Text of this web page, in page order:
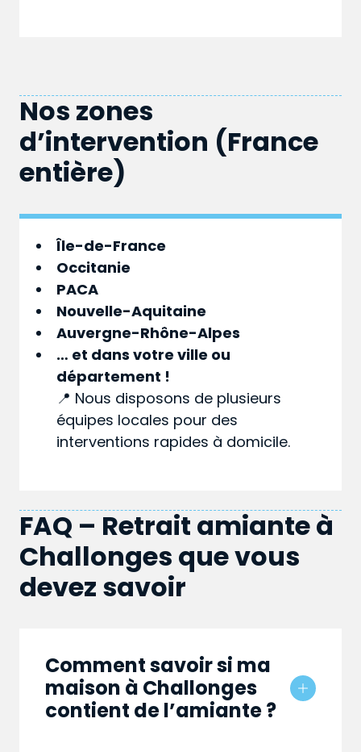
Nos zones
d’intervention (France
entière)
Île-de-France
Occitanie
PACA
Nouvelle-Aquitaine
Auvergne-Rhône-Alpes
… et dans votreville ou
département !
📍 Nous disposons de plusieurs
équipes locales pour des
interventions rapides à domicile.
FAQ – Retrait amiante à
Challonges que vous
devez savoir
Comment savoir si ma
maison à Challonges
contient de l’amiante ?